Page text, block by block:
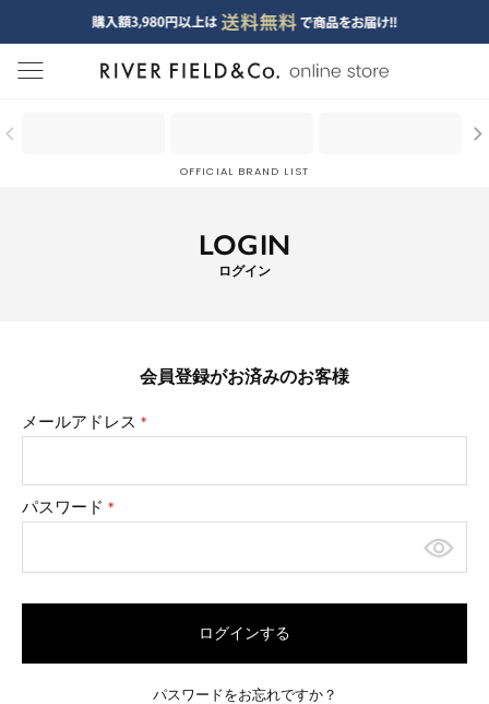
menu
OFFICIAL BRAND LIST
LOGIN
ログイン
会員登録がお済みのお客様
メールアドレス
(必
パスワード
(必
ログインする
パスワードをお忘れですか？